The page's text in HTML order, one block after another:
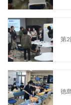
第2
徳